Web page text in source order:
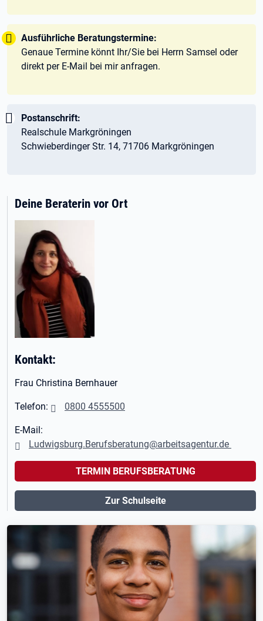
Tipp:
Ausführliche Beratungstermine:
Genaue Termine könnt Ihr/Sie bei Herrn Samsel oder
direkt per E-Mail bei mir anfragen.
Wichtig:
Postanschrift:
Realschule Markgröningen
Schwieberdinger Str. 14, 71706 Markgröningen
Deine Beraterin vor Ort
Kontakt:
Frau Christina Bernhauer
Telefon: 0800 4555500
E-Mail:
Ludwigsburg.Berufsberatung@arbeitsagentur.de
TERMIN BERUFSBERATUNG
Zur Schulseite